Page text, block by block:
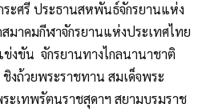
ระศรี ประธานสหพันธ์จักรยานแห่ง
มาคมกีฬาจักรยานแห่งประเทศไทย
ข่งขัน จักรยานทางไกลนานาชาติ
งถ้วยพระราชทาน สมเด็จพระ
ะเทพรัตนราชสุดาฯ สยามบรมราช